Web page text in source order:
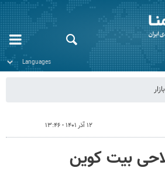
بازار
۱۲ آذر ۱۴۰۱ - ۱۳:۴۶
بیت کوین